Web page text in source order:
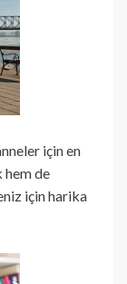
için en
hem de
için harika